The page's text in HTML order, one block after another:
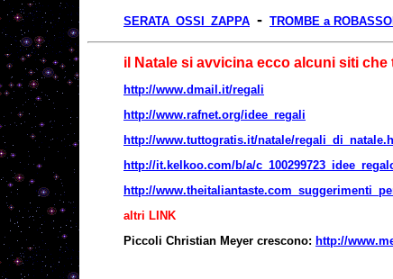
SERATA_OSSI_ZAPPA - TROMBE a
il Natale si avvicina ecco alcuni siti
http://www.dmail.it/regali
http://www.rafnet.org/idee_regali
http://www.tuttogratis.it/natale/
http://it.kelkoo.com/b/a/
http://
altri LINK
Piccoli Christian Meyer crescono: http://